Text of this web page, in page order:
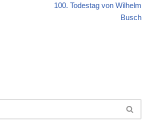
100. Todestag von Wilhelm
Busch